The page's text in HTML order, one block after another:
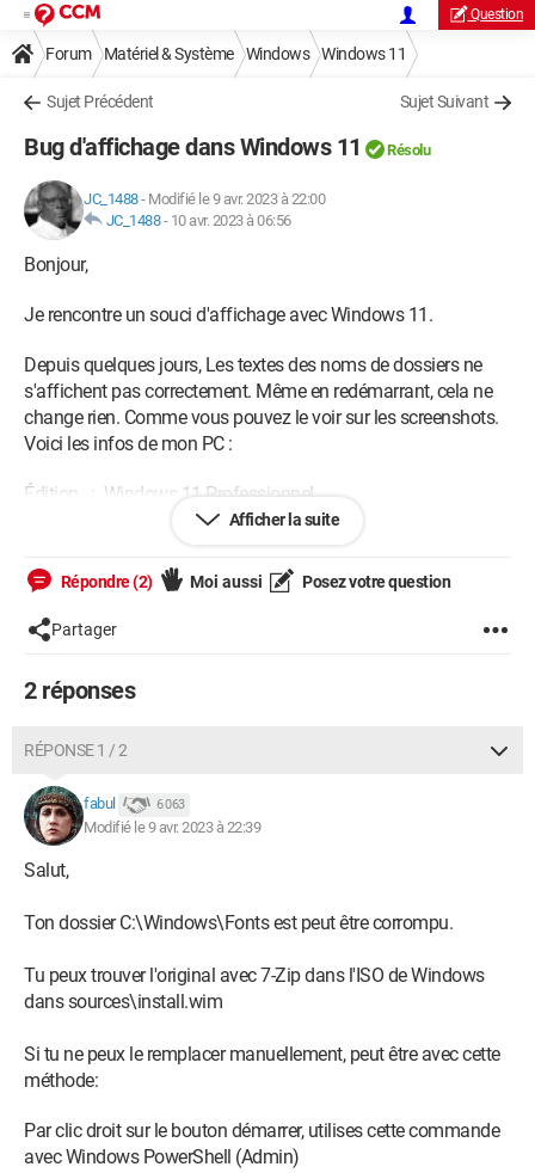
Question
Forum Matériel & Système Windows Windows 11
Sujet Précédent Sujet Suivant
Bug d'affichage dans Windows 11 Résolu
JC_1488- Modifié le 9 avr. 2023 à 22:00
JC_1488- 10 avr. 2023 à 06:56
Bonjour,
Je rencontre un souci d'affichage avec Windows 11.
Depuis quelques jours, Les textes des noms de dossiers ne
s'affichent pas correctement. Même en redémarrant, cela ne
change rien. Comme vous pouvez le voir sur les screenshots.
Voici les infos de mon PC :
Édition : Windows 11 Professionnel
Build du système d’exploitation : 22621.1485
Expérience : Windows Feature Experience Pack
1000.22639.1000.0
Le GPU est une PNY Quadro RTX 5000
Que puis-je faire ?
Afficher la suite
Répondre (2) Moi aussi Posez votre question
Partager
2 réponses
RÉPONSE 1 / 2
fabul 6 063
Modifié le 9 avr. 2023 à 22:39
Salut,
Ton dossier C:\Windows\Fonts est peut être corrompu.
Tu peux trouver l'original avec 7-Zip dans l'ISO de Windows
dans sources\install.wim
Si tu ne peux le remplacer manuellement, peut être avec cette
méthode:
Par clic droit sur le bouton démarrer, utilises cette commande
avec Windows PowerShell (Admin)